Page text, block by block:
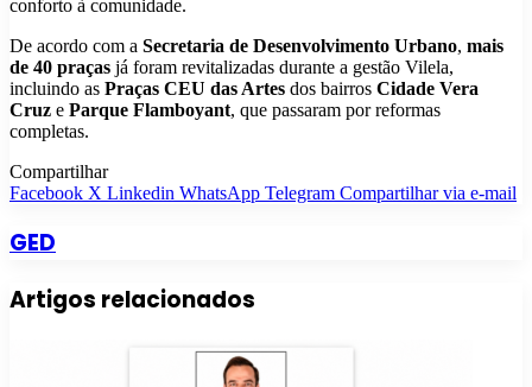
conforto à comunidade.
De acordo com a Secretaria de Desenvolvimento Urbano, mais
de 40 praças já foram revitalizadas durante a gestão Vilela,
incluindo as Praças CEU das Artes dos bairros Cidade Vera
Cruz e Parque Flamboyant, que passaram por reformas
completas.
Compartilhar
Facebook X Linkedin WhatsApp Telegram Compartilhar via e-mail
GED
Artigos relacionados